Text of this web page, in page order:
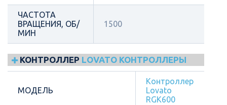
ЧАСТОТА
ВРАЩЕНИЯ, ОБ/
МИН
1500
КОНТРОЛЛЕР LOVATO КОНТРОЛЛЕРЫ
МОДЕЛЬ
Контроллер
Lovato
RGK600